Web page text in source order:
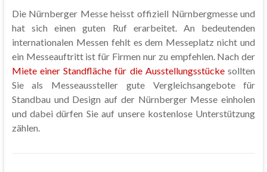
Die Nürnberger Messe heisst offiziell Nürnbergmesse und
hat sich einen guten Ruf erarbeitet. An bedeutenden
internationalen Messen fehlt es dem Messeplatz nicht und
ein Messeauftritt ist für Firmen nur zu empfehlen. Nach der
Miete einer Standfläche für die Ausstellungsstückesollten
Sie als Messeaussteller gute Vergleichsangebote für
Standbau und Design auf der Nürnberger Messe einholen
und dabei dürfen Sie auf unsere kostenlose Unterstützung
zählen.